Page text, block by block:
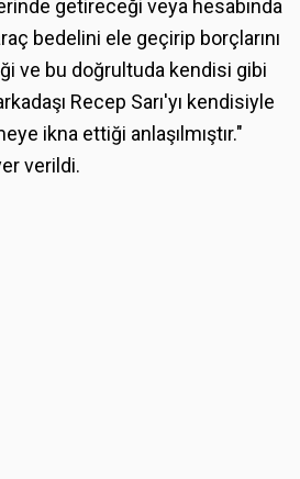
getireceği veya hesabında
bedelini ele geçirip borçlarını
ve bu doğrultuda kendisi gibi
Recep Sarı'yı kendisiyle
ikna ettiği anlaşılmıştır."
verildi.